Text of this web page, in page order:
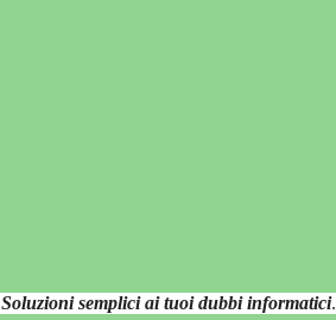
Soluzioni semplici ai tuoi dubbi informatici.